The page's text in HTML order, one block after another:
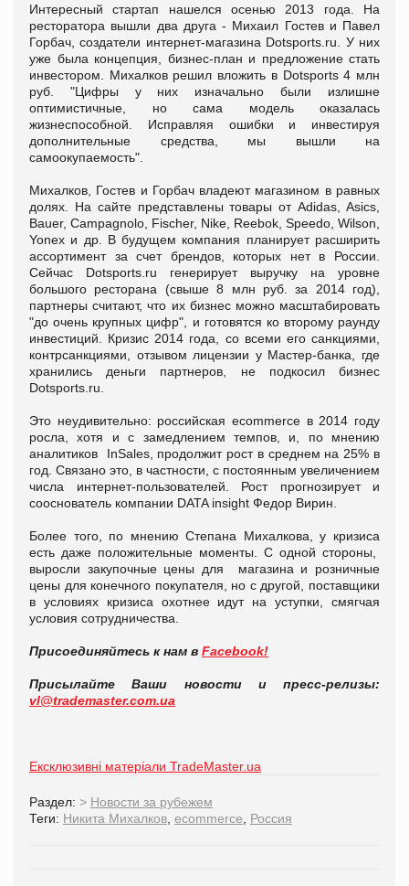
Интересный стартап нашелся осенью 2013 года. На
ресторатора вышли два друга - Михаил Гостев и Павел
Горбач, создатели интернет-магазина Dotsports.ru. У них
уже была концепция, бизнес-план и предложение стать
инвестором. Михалков решил вложить в Dotsports 4 млн
руб. "Цифры у них изначально были излишне
оптимистичные, но сама модель оказалась
жизнеспособной. Исправляя ошибки и инвестируя
дополнительные средства, мы вышли на
самоокупаемость".
Михалков, Гостев и Горбач владеют магазином в равных
долях. На сайте представлены товары от Adidas, Asics,
Bauer, Campagnolo, Fischer, Nike, Reebok, Speedo, Wilson,
Yonex и др. В будущем компания планирует расширить
ассортимент за счет брендов, которых нет в России.
Сейчас Dotsports.ru генерирует выручку на уровне
большого ресторана (свыше 8 млн руб. за 2014 год),
партнеры считают, что их бизнес можно масштабировать
"до очень крупных цифр", и готовятся ко второму раунду
инвестиций. Кризис 2014 года, со всеми его санкциями,
контрсанкциями, отзывом лицензии у Мастер-банка, где
хранились деньги партнеров, не подкосил бизнес
Dotsports.ru.
Это неудивительно: российская ecommerce в 2014 году
росла, хотя и с замедлением темпов, и, по мнению
аналитиков InSales, продолжит рост в среднем на 25% в
год. Связано это, в частности, с постоянным увеличением
числа интернет-пользователей. Рост прогнозирует и
сооснователь компании DATA insight Федор Вирин.
Более того, по мнению Степана Михалкова, у кризиса
есть даже положительные моменты. С одной стороны,
выросли закупочные цены для магазина и розничные
цены для конечного покупателя, но с другой, поставщики
в условиях кризиса охотнее идут на уступки, смягчая
условия сотрудничества.
Присоединяйтесь к нам в Facebook!
Присылайте Ваши новости и пресс-релизы:
vl@trademaster.com.ua
Ексклюзивні матеріали TradeMaster.ua
Раздел: > Новости за рубежем
Теги: Никита Михалков ecommerce Россия